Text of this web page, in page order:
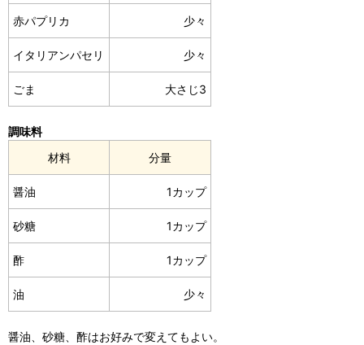
赤パプリカ 少々
イタリアンパセリ 少々
ごま 大さじ3
調味料
材料
分量
醤油 1カップ
砂糖 1カップ
酢 1カップ
油 少々
醤油、砂糖、酢はお好みで変えてもよい。